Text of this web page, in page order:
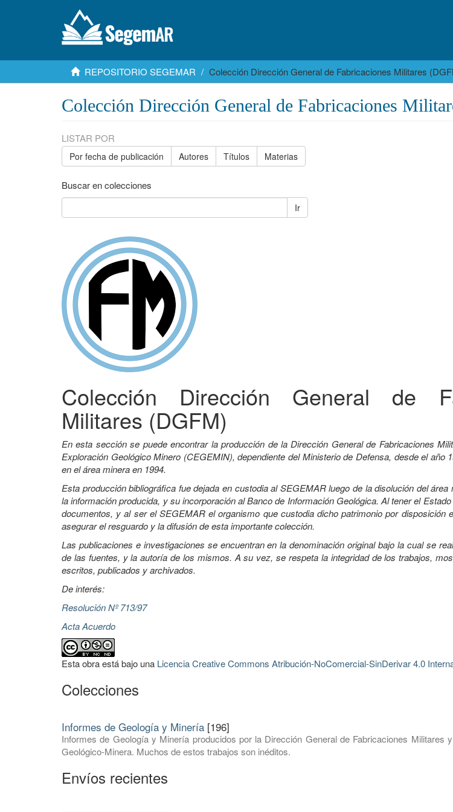
REPOSITORIO SEGEMAR Colección Dirección General de Fabricaciones Militares
Colección Dirección General de Fabricaciones
LISTAR POR
Por fecha de publicación Autores Títulos Materias
Buscar en colecciones
Ir
Colección Dirección General de
Militares (DGFM)
En esta sección se puede encontrar la producción de la Dirección General de Fabricaciones
Exploración Geológico Minero (CEGEMIN), dependiente del Ministerio de Defensa, desde el año
en el área minera en 1994.
Esta producción bibliográfica fue dejada en custodia al SEGEMAR luego de la disolución del
la información producida, y su incorporación al Banco de Información Geológica. Al tener el
documentos, y al ser el SEGEMAR el organismo que custodia dicho patrimonio por disposición
asegurar el resguardo y la difusión de esta importante colección.
Las publicaciones e investigaciones se encuentran en la denominación original bajo la cual se
de las fuentes, y la autoría de los mismos. A su vez, se respeta la integridad de los trabajos,
escritos, publicados y archivados.
De interés:
Resolución Nº 713/97
Acta Acuerdo
Esta obra está bajo una Licencia Creative Commons Atribución-NoComercial-SinDerivar 4.0
Colecciones
Informes de Geología y Minería [196]
Informes de Geología y Minería producidos por la Dirección General de Fabricaciones Militares
Geológico-Minera. Muchos de estos trabajos son inéditos.
Envíos recientes